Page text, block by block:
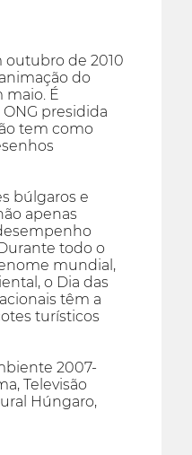
outubro de 2010
do
maio. É
presidida
tem como
búlgaros e
apenas
todo o
mundial,
o Dia das
têm a
turísticos
2007-
Televisão
Húngaro,